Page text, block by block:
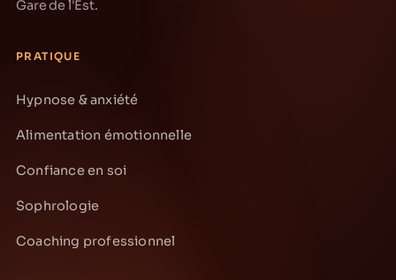
Gare de l'Est.
PRATIQUE
Hypnose & anxiété
Alimentation émotionnelle
Confiance en soi
Sophrologie
Coaching professionnel